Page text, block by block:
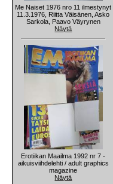
Me Naiset 1976 nro 11 ilmestynyt
11.3.1976, Riitta Väisänen, Asko
Sarkola, Paavo Väyrynen
Näytä
Erotiikan Maailma 1992 nr 7 -
aikuisviihdelehti / adult graphics
magazine
Näytä